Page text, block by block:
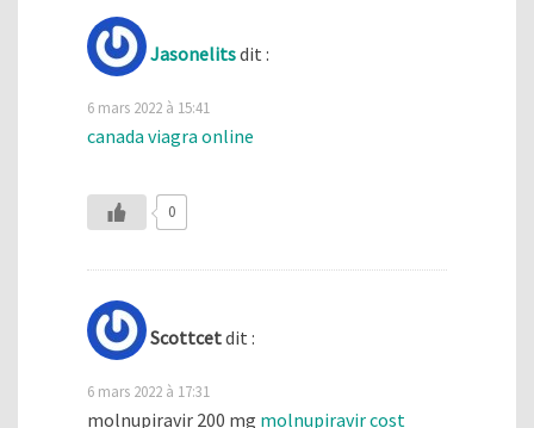
Jasonelitsdit :
6 mars 2022 à 15:41
canada viagra online
0
Scottcetdit :
6 mars 2022 à 17:31
molnupiravir 200 mg molnupiravir cost